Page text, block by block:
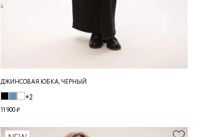
ДЖИНСОВАЯ ЮБКА, ЧЕРНЫЙ
+2
11 900 ₽